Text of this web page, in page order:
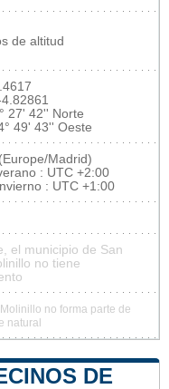
de altitud
27' 42'' Norte
49' 43'' Oeste
Madrid)
: UTC +2:00
: UTC +1:00
el municipio de San
no tiene
no forma parte de
natural
DE